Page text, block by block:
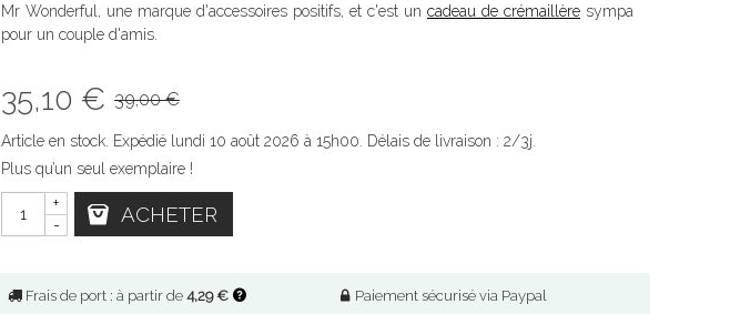
Mr Wonderful, une marque d'accessoires positifs, et c'est un cadeau de crémaillère sympa
pour un couple d'amis.
35,10 € 39,00 €
Article en stock. Expédié lundi 10 août 2026 à 15h00. Délais de livraison : 2/3j.
Plus qu’un seul exemplaire !
-
+ ACHETER
Frais de port : à partir de 4,29 € Paiement sécurisé via Paypal